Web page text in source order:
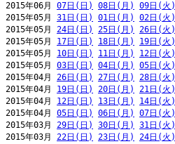
2015年06月 07日(日) 08日(月) 09日(火)
2015年05月 31日(日) 01日(月) 02日(火)
2015年05月 24日(日) 25日(月) 26日(火)
2015年05月 17日(日) 18日(月) 19日(火)
2015年05月 10日(日) 11日(月) 12日(火)
2015年05月 03日(日) 04日(月) 05日(火)
2015年04月 26日(日) 27日(月) 28日(火)
2015年04月 19日(日) 20日(月) 21日(火)
2015年04月 12日(日) 13日(月) 14日(火)
2015年04月 05日(日) 06日(月) 07日(火)
2015年03月 29日(日) 30日(月) 31日(火)
2015年03月 22日(日) 23日(月) 24日(火)